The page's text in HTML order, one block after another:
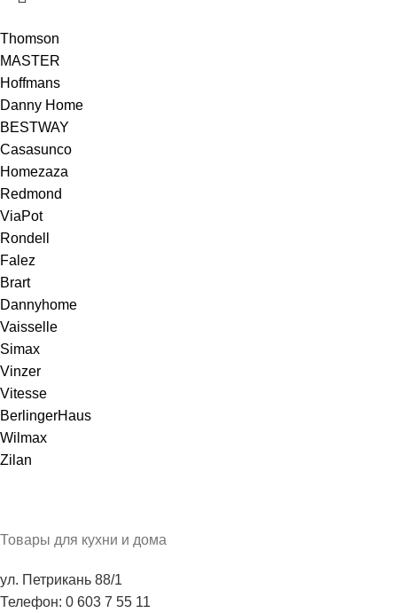
Thomson
MASTER
Hoffmans
Danny Home
BESTWAY
Casasunco
Homezaza
Redmond
ViaPot
Rondell
Falez
Brart
Dannyhome
Vaisselle
Simax
Vinzer
Vitesse
BerlingerHaus
Wilmax
Zilan
Товары для кухни и дома
ул. Петрикань 88/1
Телефон: 0 603 7 55 11